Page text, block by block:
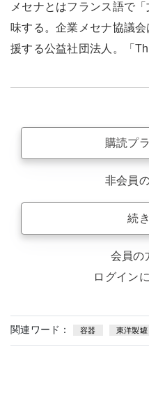
メセナとはフランス語で
味する。企業メセナ協議
援する公益社団法人。「
購読プ
非会員
続
会員の
ログイン
関連ワード： 容器 東洋製罐